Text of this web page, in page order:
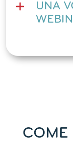
UNA
COME